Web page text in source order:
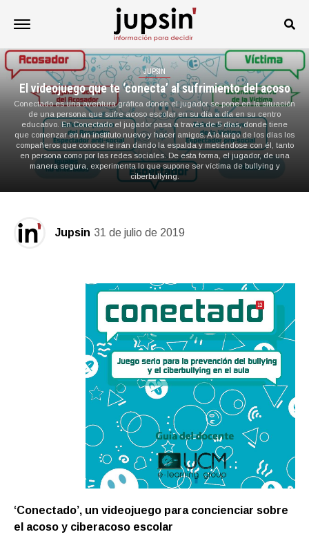
JUPSIN
El videojuego que te ‘conecta’ al sufrimiento del acoso
Conectado es una aventura gráfica donde el jugador se pone en la situación
de una persona que sufre acoso escolar en su día a día en su centro
educativo. En Conectado el jugador pasa a través de 5 días, donde tiene
que comenzar en un instituto nuevo y hacer amigos. A lo largo de los días los
compañeros que conoce le irán dando la espalda y metiéndose con él, tanto
en persona como por las redes sociales. De esta forma, el jugador, de una
manera segura, experimenta lo que supone ser víctima de bullying y
ciberbullying.
Jupsin 31 de julio de 2019
‘Conectado’, un videojuego para concienciar sobre
el acoso y ciberacoso escolar